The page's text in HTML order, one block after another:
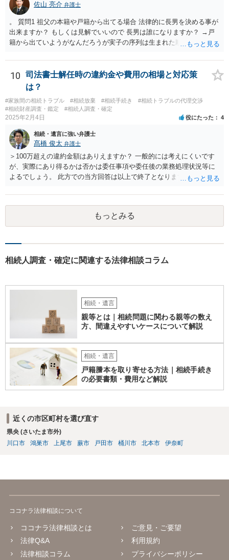
しいと思います。） ことになります。
佐山 亮介 弁護士
。 質問1 祖父の本籍や戸籍から出てる場合 法律的に長男を決める事が
出来ますか？ もしくは見解でいいので 長男は誰になりますか？ →戸
籍から出ていようがなんだろうが実子の序列は生まれた順ですから、
書が腹違いの長男に向けてある場合 書かれてる内容が最優先にされる
のですか？ →遺書というのが、法律上の遺言の形式を守っている限り
はそのとおりです。 質問3 父が腹違いの長男に法律的に優位になれそ
うな事はありますか？ →遺言が有効な場合、優位に立つことはできま
せんが、お祖父様が認知症であるなどの「遺言が作れないはずの事
情」があるならば①遺言無効確認の訴えを起こすのは一つの手です。
問4 相続トラブルの代理交渉は可能でしょうか。 →一般論としては可
能ですが、お伺いする内容ですとお祖父様が亡くなられた後に動くこ
とになるでしょう。
10
司法書士解任時の違約金や費用の相場と対応策
は？
#家族間の相続トラブル #相続放棄 #相続手続き
#相続トラブルの代理交渉
#相続財産調査・鑑定
#相続人調査・確定
2025年2月4日 役にたった 4
相続・遺言に強い弁護士
髙橋 俊太 弁護士
＞100万超えの違約金額はありえますか？ 一般的には考えにくいです
が、実際にあり得るかは否かは委任事項や委任後の業務処理状況等に
よるでしょう。 此方での当方回答は以上で終了となりますが、参考に
もっとみる
相続人調査・確定に関連する法律相談コラム
相続・遺言
親等とは｜相続問題に関わる親等の数え
方、間違えやすいケースについて解説
相続・遺言
戸籍謄本を取り寄せる方法｜相続手続き
の必要書類・費用など解説
近くの市区町村を選び直す
県央 (さいたま市外)
川口市
鴻巣市 上尾市 蕨市 戸田市 桶川市 北本市 伊奈町
ココナラ法律相談について
ココナラ法律相談とは
法律Q&A
法律相談コラム
ご意見・ご要望
利用規約
プライバシーポリシー